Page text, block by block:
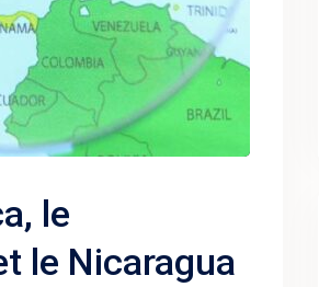
le
le Nicaragua